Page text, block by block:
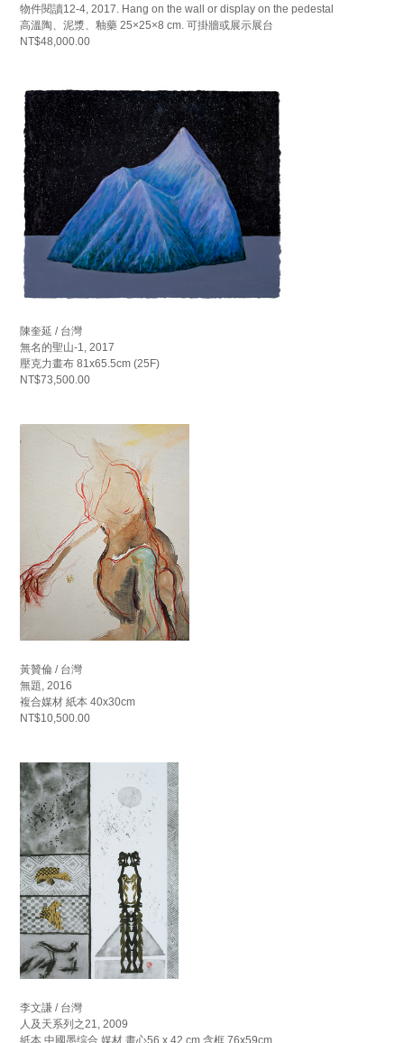
物件閱讀12-4, 2017. Hang on the wall or display on the pedestal
高溫陶、泥漿、釉藥 25×25×8 cm. 可掛牆或展示展台
NT$48,000.00
陳奎延 / 台灣
無名的聖山-1, 2017
壓克力畫布 81x65.5cm (25F)
NT$73,500.00
黃贊倫 / 台灣
無題, 2016
複合媒材 紙本 40x30cm
NT$10,500.00
李文謙 / 台灣
人及天系列之21, 2009
紙本.中國墨综合 媒材 畫心56 x 42 cm 含框 76x59cm